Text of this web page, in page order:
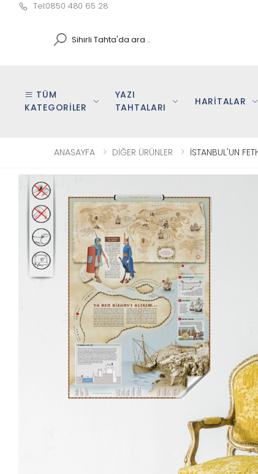
Tel:0850 480 65 28
TÜM
KATEGORİLER
YAZI
TAHTALARI
HARİTALAR
ANASAYFA DİĞER ÜRÜNLER İSTANBUL'UN